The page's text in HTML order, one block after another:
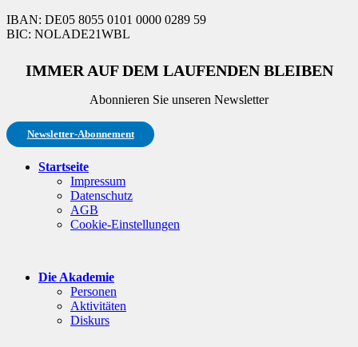
IBAN: DE05 8055 0101 0000 0289 59
BIC: NOLADE21WBL
IMMER AUF DEM LAUFENDEN BLEIBEN
Abonnieren Sie unseren Newsletter
Newsletter-Abonnement
Startseite
Impressum
Datenschutz
AGB
Cookie-Einstellungen
Die Akademie
Personen
Aktivitäten
Diskurs